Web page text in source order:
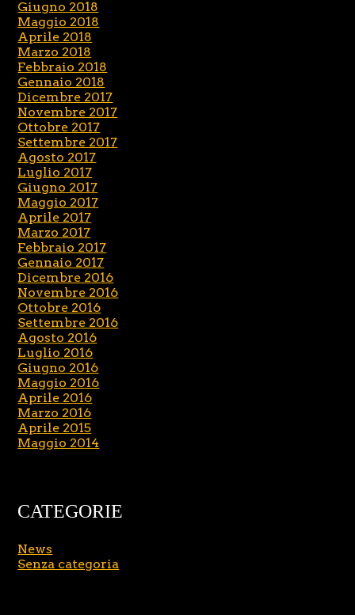
Giugno 2018
Maggio 2018
Aprile 2018
Marzo 2018
Febbraio 2018
Gennaio 2018
Dicembre 2017
Novembre 2017
Ottobre 2017
Settembre 2017
Agosto 2017
Luglio 2017
Giugno 2017
Maggio 2017
Aprile 2017
Marzo 2017
Febbraio 2017
Gennaio 2017
Dicembre 2016
Novembre 2016
Ottobre 2016
Settembre 2016
Agosto 2016
Luglio 2016
Giugno 2016
Maggio 2016
Aprile 2016
Marzo 2016
Aprile 2015
Maggio 2014
CATEGORIE
News
Senza categoria